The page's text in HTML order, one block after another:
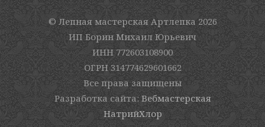
© Лепная мастерская Артлепка 2026
ИП Борин Михаил Юрьевич
ИНН 772603108900
ОГРН 314774629601662
Все права защищены
Разработка сайта: Вебмастерская
НатрийХлор